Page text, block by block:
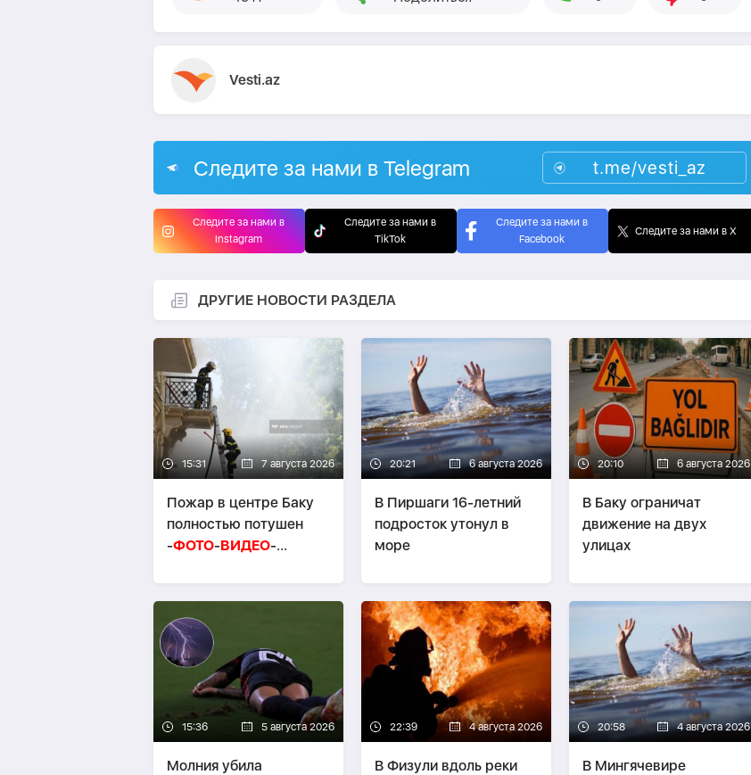
Vesti.az
Следите за нами в Telegram t.me/vesti_az
Следите за нами в
Instagram
Следите за нами в
TikTok
Следите за нами в
Facebook
Следите за нами в X
ДРУГИЕ НОВОСТИ РАЗДЕЛА
15:31 7 августа 2026
Пожар в центре Баку
полностью потушен
-ФОТО-ВИДЕО-
20:21 6 августа 2026
В Пиршаги 16-летний
подросток утонул в
море
20:10 6 августа 2026
В Баку ограничат
движение на двух
улицах
15:36 5 августа 2026
Молния убила
22:39 4 августа 2026
В Физули вдоль реки
20:58 4 августа 2026
В Мингячевире